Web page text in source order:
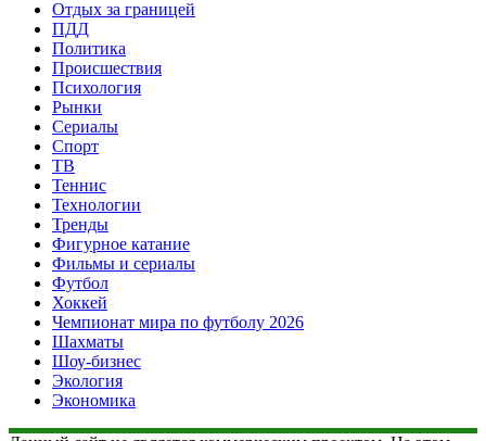
Отдых за границей
ПДД
Политика
Происшествия
Психология
Рынки
Сериалы
Спорт
ТВ
Теннис
Технологии
Тренды
Фигурное катание
Фильмы и сериалы
Футбол
Хоккей
Чемпионат мира по футболу 2026
Шахматы
Шоу-бизнес
Экология
Экономика